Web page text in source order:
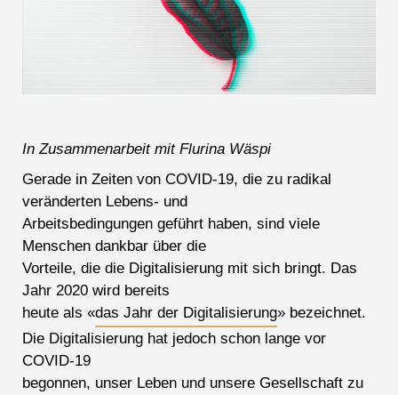
In Zusammenarbeit mit Flurina Wäspi
Gerade in Zeiten von COVID-19, die zu radikal
veränderten Lebens- und
Arbeitsbedingungen geführt haben, sind viele
Menschen dankbar über die
Vorteile, die die Digitalisierung mit sich bringt. Das
Jahr 2020 wird bereits
heute als «das Jahr der Digitalisierung» bezeichnet.
Die Digitalisierung hat jedoch schon lange vor
COVID-19
begonnen, unser Leben und unsere Gesellschaft zu